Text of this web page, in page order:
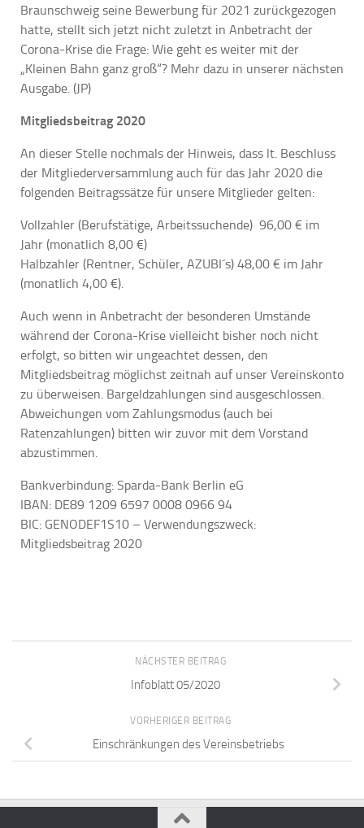
Braunschweig seine Bewerbung für 2021 zurückgezogen
hatte, stellt sich jetzt nicht zuletzt in Anbetracht der
Corona-Krise die Frage: Wie geht es weiter mit der
„Kleinen Bahn ganz groß“? Mehr dazu in unserer nächsten
Ausgabe. (JP)
Mitgliedsbeitrag 2020
An dieser Stelle nochmals der Hinweis, dass lt. Beschluss
der Mitgliederversammlung auch für das Jahr 2020 die
folgenden Beitragssätze für unsere Mitglieder gelten:
Vollzahler (Berufstätige, Arbeitssuchende) 96,00 € im
Jahr (monatlich 8,00 €)
Halbzahler (Rentner, Schüler, AZUBI´s) 48,00 € im Jahr
(monatlich 4,00 €).
Auch wenn in Anbetracht der besonderen Umstände
während der Corona-Krise vielleicht bisher noch nicht
erfolgt, so bitten wir ungeachtet dessen, den
Mitgliedsbeitrag möglichst zeitnah auf unser Vereinskonto
zu überweisen. Bargeldzahlungen sind ausgeschlossen.
Abweichungen vom Zahlungsmodus (auch bei
Ratenzahlungen) bitten wir zuvor mit dem Vorstand
abzustimmen.
Bankverbindung: Sparda-Bank Berlin eG
IBAN: DE89 1209 6597 0008 0966 94
BIC: GENODEF1S10 – Verwendungszweck:
Mitgliedsbeitrag 2020
NÄCHSTER BEITRAG
Infoblatt 05/2020
VORHERIGER BEITRAG
Einschränkungen des Vereinsbetriebs